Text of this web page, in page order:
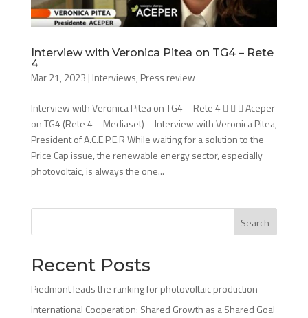
Interview with Veronica Pitea on TG4 – Rete
4
Mar 21, 2023 | Interviews, Press review
Interview with Veronica Pitea on TG4 – Rete 4    Aceper
on TG4 (Rete 4 – Mediaset) – Interview with Veronica Pitea,
President of A.C.E.P.E.R While waiting for a solution to the
Price Cap issue, the renewable energy sector, especially
photovoltaic, is always the one...
Search
Recent Posts
Piedmont leads the ranking for photovoltaic production
International Cooperation: Shared Growth as a Shared Goal